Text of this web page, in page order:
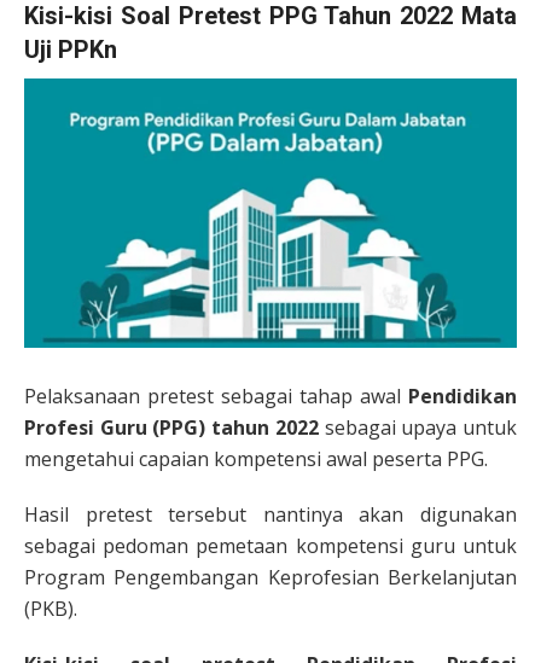
Kisi-kisi Soal Pretest PPG Tahun 2022 Mata
Uji PPKn
Pelaksanaan pretest sebagai tahap awal Pendidikan
Profesi Guru (PPG) tahun 2022 sebagai upaya untuk
mengetahui capaian kompetensi awal peserta PPG.
Hasil pretest tersebut nantinya akan digunakan
sebagai pedoman pemetaan kompetensi guru untuk
Program Pengembangan Keprofesian Berkelanjutan
(PKB).